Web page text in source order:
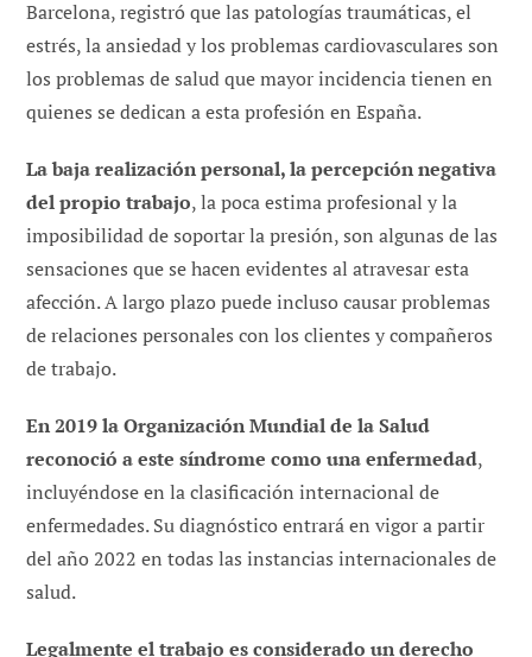
Barcelona, registró que las patologías traumáticas, el
estrés, la ansiedad y los problemas cardiovasculares son
los problemas de salud que mayor incidencia tienen en
quienes se dedican a esta profesión en España.
La baja realización personal, la percepción negativa
del propio trabajo, la poca estima profesional y la
imposibilidad de soportar la presión, son algunas de las
sensaciones que se hacen evidentes al atravesar esta
afección. A largo plazo puede incluso causar problemas
de relaciones personales con los clientes y compañeros
de trabajo.
En 2019 la Organización Mundial de la Salud
reconoció a este síndrome como una enfermedad,
incluyéndose en la clasificación internacional de
enfermedades. Su diagnóstico entrará en vigor a partir
del año 2022 en todas las instancias internacionales de
salud.
Legalmente el trabajo es considerado un derecho